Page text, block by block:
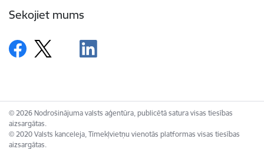
Sekojiet mums
© 2026 Nodrošinājuma valsts aģentūra, publicētā satura visas tiesības
aizsargātas.
© 2020 Valsts kanceleja, Tīmekļvietņu vienotās platformas visas tiesības
aizsargātas.